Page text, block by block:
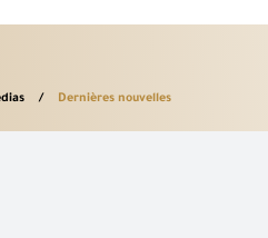
Dernières nouvelles